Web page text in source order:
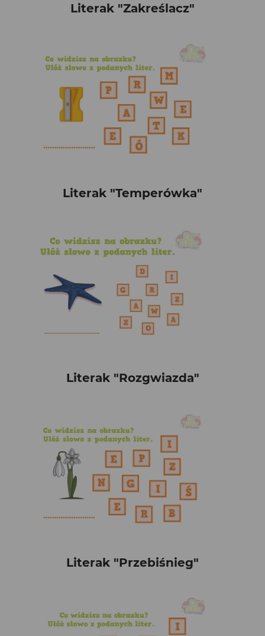
Literak "Zakreślacz"
Literak "Temperówka"
Literak "Rozgwiazda"
Literak "Przebiśnieg"